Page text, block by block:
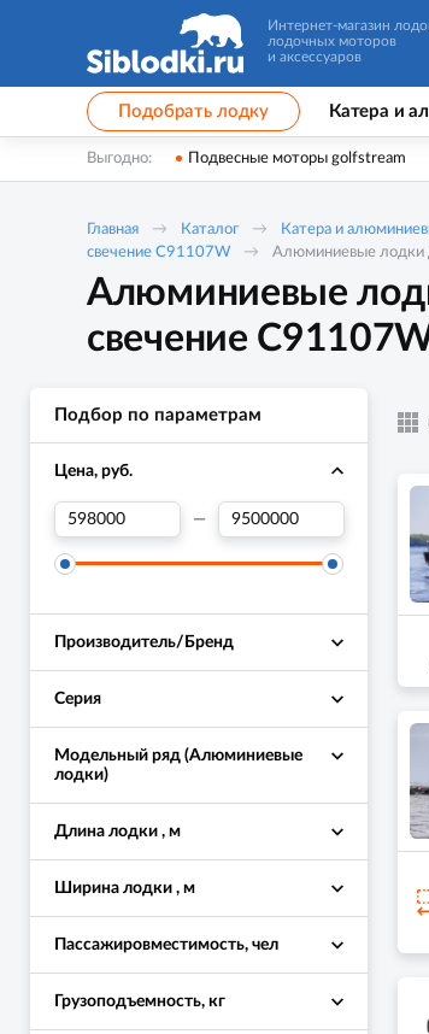
Интернет-магазин
лодочных моторов
и аксессуаров
Подобрать лодку Катера и
Выгодно: Подвесные моторы golfstream
Главная Каталог Катера и
свечение C91107W
Алюминиевые лодки
Алюминиевые
свечение
Подбор по параметрам
Цена, руб.
—
Производитель/Бренд
Серия
Модельный ряд (Алюминиевые
лодки)
Длина лодки , м
Ширина лодки , м
Пассажировместимость, чел
Грузоподъемность, кг